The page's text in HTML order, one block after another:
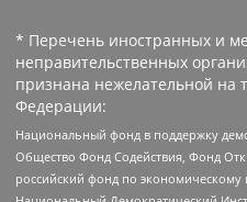
* Перечень иностранных и
неправительственных
признана нежелательной на
Федерации:
Национальный фонд в поддержку
Общество Фонд Содействия, Фонд
российский фонд по экономическому